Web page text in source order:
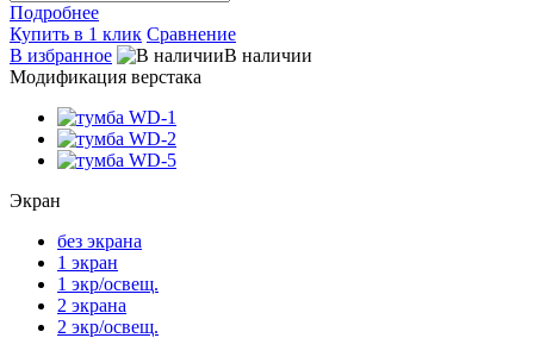
Подробнее
Купить в 1 клик Сравнение
В избранное
В наличии
Модификация верстака
Экран
без экрана
1 экран
1 экр/освещ.
2 экрана
2 экр/освещ.